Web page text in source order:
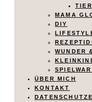
MAMA
DIY
WUNDER
ÜBER MICH
KONTAKT